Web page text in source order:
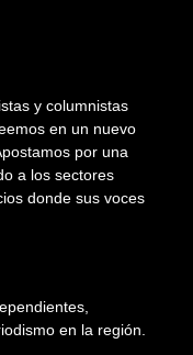
y columnistas
en un nuevo
por una
a los sectores
donde sus voces
en la región.